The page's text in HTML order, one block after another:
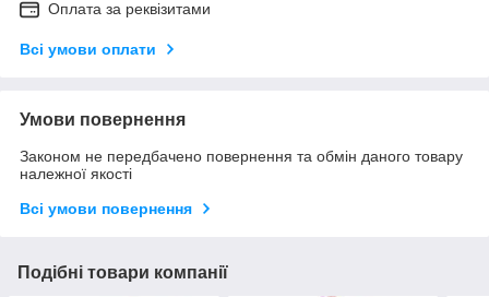
Оплата за реквізитами
Всі умови оплати
Умови повернення
Законом не передбачено повернення та обмін даного товару
належної якості
Всі умови повернення
Подібні товари компанії